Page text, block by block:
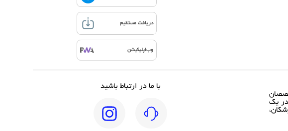
دریافت مستقیم
وب‌اپلیکیشن
یک
با ما در ارتباط باشید